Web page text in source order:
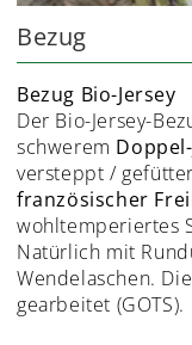
Bezug
Bezug Bio-Jersey
Der Bio-Jersey-
schwerem
versteppt /
französischer
wohltemperiertes
Natürlich mit
Wendelaschen.
gearbeitet (GOTS).